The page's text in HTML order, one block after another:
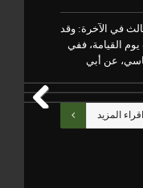
الصنف الثالث في الآخرة: وقد
القيامة، ففي
عن أبي
اقراء المزيد
Previous